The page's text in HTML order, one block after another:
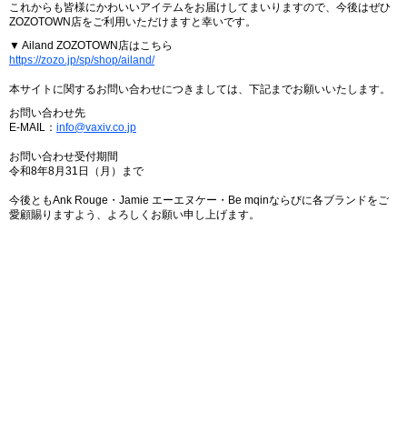
これからも皆様にかわいいアイテムをお届けしてまいりますので、今後はぜひ
ZOZOTOWN店をご利用いただけますと幸いです。
▼ Ailand ZOZOTOWN店はこちら
https://zozo.jp/sp/shop/ailand/
本サイトに関するお問い合わせにつきましては、下記までお願いいたします。
お問い合わせ先
E-MAIL： info@vaxiv.co.jp
お問い合わせ受付期間
令和8年8月31日（月）まで
今後ともAnk Rouge・Jamie エーエヌケー・Be mqinならびに各ブランドをご
愛顧賜りますよう、よろしくお願い申し上げます。